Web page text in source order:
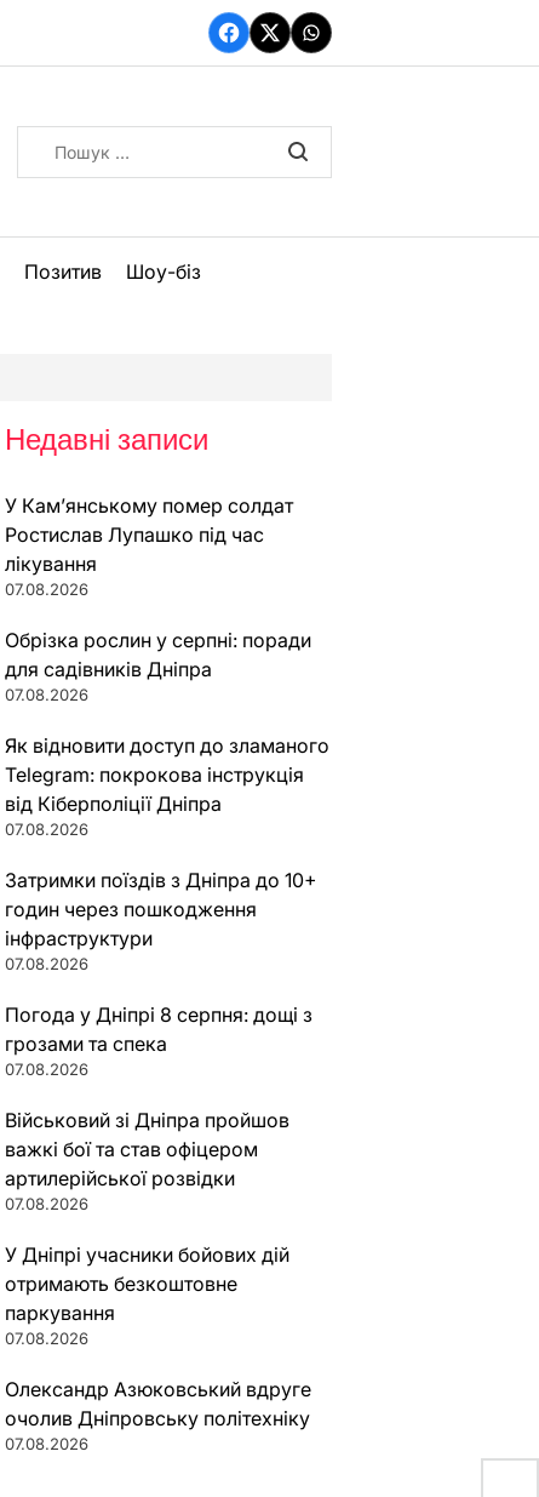
Facebook
TwitterWhatsApp
Позитив Шоу-біз
Недавні записи
У Кам’янському помер солдат
Ростислав Лупашко під час
лікування
07.08.2026
Обрізка рослин у серпні: поради
для садівників Дніпра
07.08.2026
Як відновити доступ до зламаного
Telegram: покрокова інструкція
від Кіберполіції Дніпра
07.08.2026
Затримки поїздів з Дніпра до 10+
годин через пошкодження
інфраструктури
07.08.2026
Погода у Дніпрі 8 серпня: дощі з
грозами та спека
07.08.2026
Військовий зі Дніпра пройшов
важкі бої та став офіцером
артилерійської розвідки
07.08.2026
У Дніпрі учасники бойових дій
отримають безкоштовне
паркування
07.08.2026
Олександр Азюковський вдруге
очолив Дніпровську політехніку
07.08.2026